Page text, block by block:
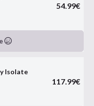
54.99€
Isolate
117.99€